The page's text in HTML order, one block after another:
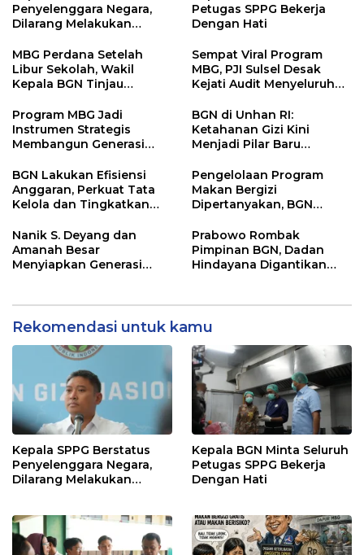
Penyelenggara Negara,
Dilarang Melakukan
Petugas SPPG Bekerja
Dengan Hati
MBG Perdana Setelah
Libur Sekolah, Wakil
Kepala BGN Tinjau
MBG di Jakarta Pusat
Sempat Viral Program
MBG, PJI Sulsel Desak
Kejati Audit Menyeluruh
Dugaan Pelaksanaan di
Sinjai, Isu Keterlibatan
Legislator
Program MBG Jadi
Instrumen Strategis
Membangun Generasi
BGN di Unhan RI:
Ketahanan Gizi Kini
Menjadi Pilar Baru
BGN Lakukan Efisiensi
Anggaran, Perkuat Tata
Kelola dan Tingkatkan
Makan Bergizi Gratis
Pengelolaan Program
Makan Bergizi
Dipertanyakan, BGN
Besar
Nanik S. Deyang dan
Amanah Besar
Menyiapkan Generasi
Prabowo Rombak
Pimpinan BGN, Dadan
Hindayana Digantikan
Rekomendasi untuk kamu
Kepala SPPG Berstatus
Penyelenggara Negara,
Dilarang Melakukan
Kepala BGN Minta Seluruh
Petugas SPPG Bekerja
Dengan Hati